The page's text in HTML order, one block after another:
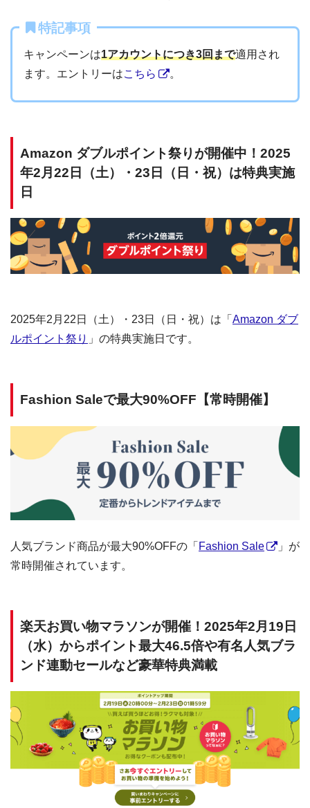
特記事項
キャンペーンは1アカウントにつき3回まで適用され
ます。エントリーはこちら 。
Amazon ダブルポイント祭りが開催中！2025
年2月22日（土）・23日（日・祝）は特典実施
日
2025年2月22日（土）・23日（日・祝）は「 Amazon ダブ
ルポイント祭り 」の特典実施日です。
Fashion Saleで最大90%OFF【常時開催】
人気ブランド商品が最大90%OFFの「 Fashion Sale
」が
常時開催されています。
楽天お買い物マラソンが開催！2025年2月19日
（水）からポイント最大46.5倍や有名人気ブラ
ンド連動セールなど豪華特典満載